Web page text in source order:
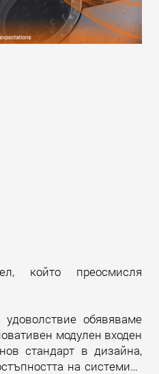
който преосмисля
обявяваме
модулен входен
стандарт в дизайна,
на системите